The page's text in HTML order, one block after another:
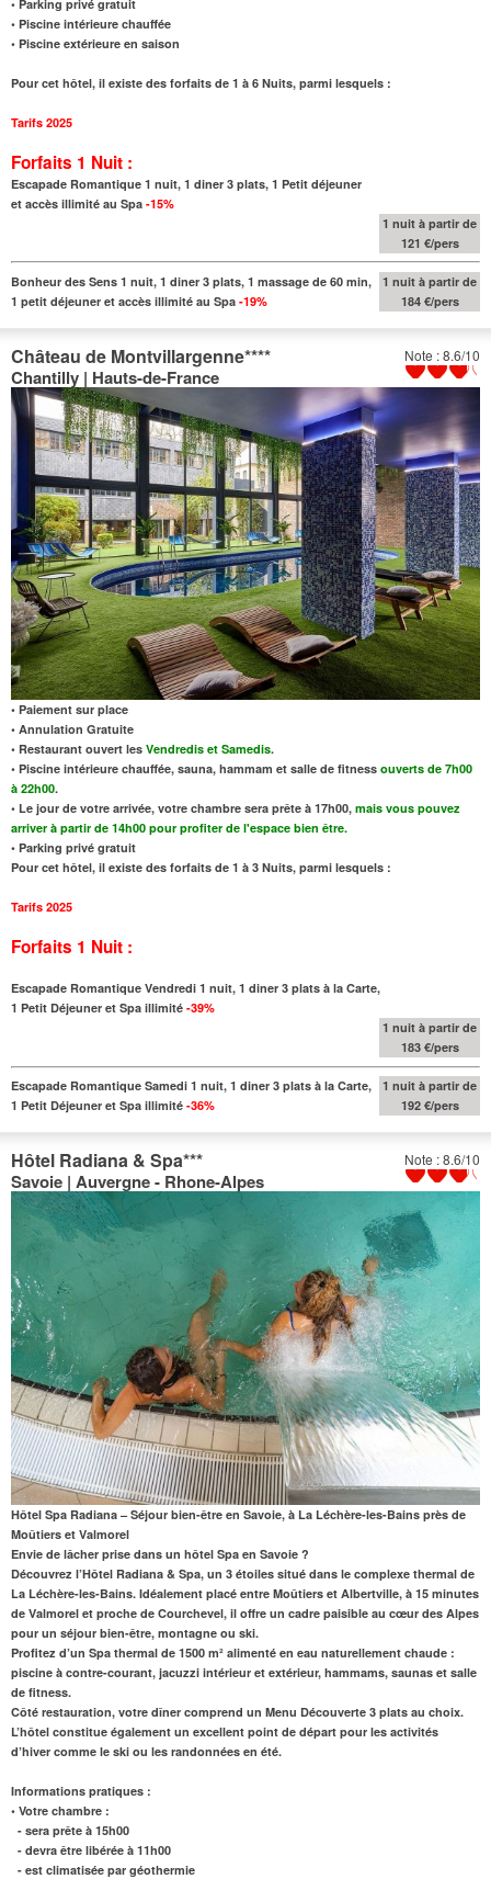
• Parking privé gratuit
• Piscine intérieure chauffée
• Piscine extérieure en saison
Pour cet hôtel, il existe des forfaits de 1 à 6 Nuits, parmi lesquels :
Tarifs 2025
Forfaits 1 Nuit :
Escapade Romantique 1 nuit, 1 diner 3 plats, 1 Petit déjeuner
et accès illimité au Spa -15%
1 nuit à partir de
121 €/pers
Bonheur des Sens 1 nuit, 1 diner 3 plats, 1 massage de 60 min,
1 petit déjeuner et accès illimité au Spa -19%
1 nuit à partir de
184 €/pers
Note : 8.6/10
Château de Montvillargenne****
Chantilly | Hauts-de-France
• Paiement sur place
• Annulation Gratuite
• Restaurant ouvert les Vendredis et Samedis.
• Piscine intérieure chauffée, sauna, hammam et salle de fitness ouverts de 7h00
à 22h00.
• Le jour de votre arrivée, votre chambre sera prête à 17h00, mais vous pouvez
arriver à partir de 14h00 pour profiter de l'espace bien être.
• Parking privé gratuit
Pour cet hôtel, il existe des forfaits de 1 à 3 Nuits, parmi lesquels :
Tarifs 2025
Forfaits 1 Nuit :
Escapade Romantique Vendredi 1 nuit, 1 diner 3 plats à la Carte,
1 Petit Déjeuner et Spa illimité -39%
1 nuit à partir de
183 €/pers
Escapade Romantique Samedi 1 nuit, 1 diner 3 plats à la Carte,
1 Petit Déjeuner et Spa illimité -36%
1 nuit à partir de
192 €/pers
Note : 8.6/10
Hôtel Radiana & Spa***
Savoie | Auvergne - Rhone-Alpes
Hôtel Spa Radiana – Séjour bien-être en Savoie, à La Léchère-les-Bains près de
Moûtiers et Valmorel
Envie de lâcher prise dans un hôtel Spa en Savoie ?
Découvrez l’Hôtel Radiana & Spa, un 3 étoiles situé dans le complexe thermal de
La Léchère-les-Bains. Idéalement placé entre Moûtiers et Albertville, à 15 minutes
de Valmorel et proche de Courchevel, il offre un cadre paisible au cœur des Alpes
pour un séjour bien-être, montagne ou ski.
Profitez d’un Spa thermal de 1500 m² alimenté en eau naturellement chaude :
piscine à contre-courant, jacuzzi intérieur et extérieur, hammams, saunas et salle
de fitness.
Côté restauration, votre dîner comprend un Menu Découverte 3 plats au choix.
L’hôtel constitue également un excellent point de départ pour les activités
d’hiver comme le ski ou les randonnées en été.
Informations pratiques :
• Votre chambre :
- sera prête à 15h00
- devra être libérée à 11h00
- est climatisée par géothermie